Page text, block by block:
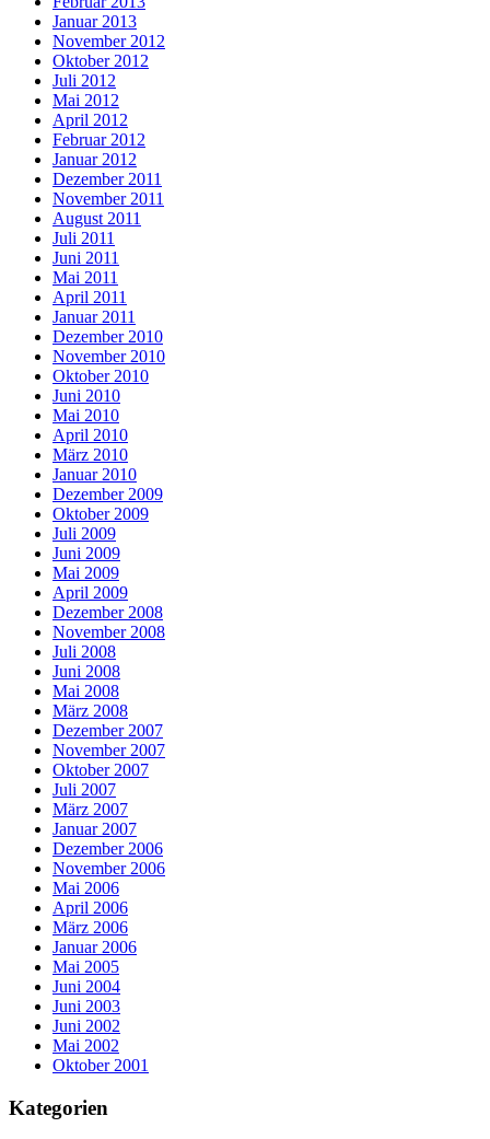
Januar 2013
November 2012
Oktober 2012
Juli 2012
Mai 2012
April 2012
Februar 2012
Januar 2012
Dezember 2011
November 2011
August 2011
Juli 2011
Juni 2011
Mai 2011
April 2011
Januar 2011
Dezember 2010
November 2010
Oktober 2010
Juni 2010
Mai 2010
April 2010
März 2010
Januar 2010
Dezember 2009
Oktober 2009
Juli 2009
Juni 2009
Mai 2009
April 2009
Dezember 2008
November 2008
Juli 2008
Juni 2008
Mai 2008
März 2008
Dezember 2007
November 2007
Oktober 2007
Juli 2007
März 2007
Januar 2007
Dezember 2006
November 2006
Mai 2006
April 2006
März 2006
Januar 2006
Mai 2005
Juni 2004
Juni 2003
Juni 2002
Mai 2002
Oktober 2001
Kategorien